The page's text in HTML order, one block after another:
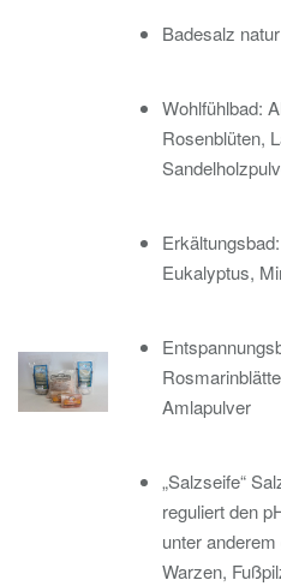
Badesalz
Wohlfühlbad:
Rosenblüten,
Eukalyptus,
Amlapulver
„Salzseife“
reguliert den
unter
Warzen,